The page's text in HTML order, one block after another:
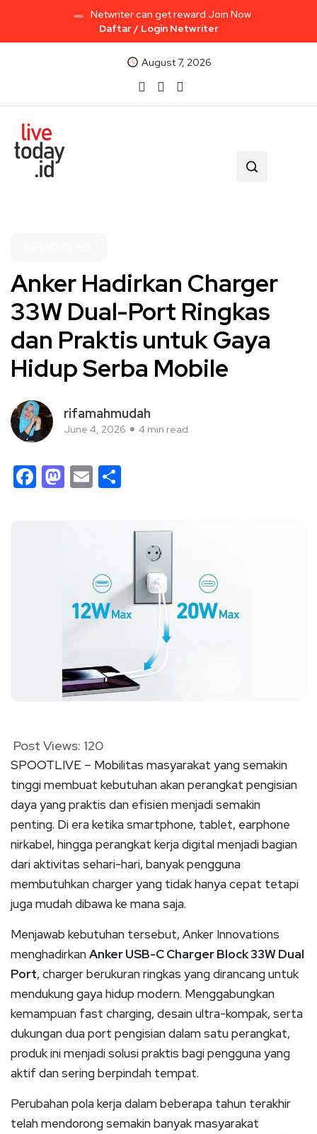
Netwriter can get reward Join Now
Daftar / Login Netwriter
August 7, 2026
Anker Hadirkan Charger
33W Dual-Port Ringkas
dan Praktis untuk Gaya
Hidup Serba Mobile
rifamahmudah
June 4, 2026 4 min read
Facebook
Mastodon
Email
Post Views: 120
SPOOTLIVE – Mobilitas masyarakat yang semakin
tinggi membuat kebutuhan akan perangkat pengisian
daya yang praktis dan efisien menjadi semakin
penting. Di era ketika smartphone, tablet, earphone
nirkabel, hingga perangkat kerja digital menjadi bagian
dari aktivitas sehari-hari, banyak pengguna
membutuhkan charger yang tidak hanya cepat tetapi
juga mudah dibawa ke mana saja.
Menjawab kebutuhan tersebut, Anker Innovations
menghadirkanAnker USB-C Charger Block 33W Dual
Port, charger berukuran ringkas yang dirancang untuk
mendukung gaya hidup modern. Menggabungkan
kemampuan fast charging, desain ultra-kompak, serta
dukungan dua port pengisian dalam satu perangkat,
produk ini menjadi solusi praktis bagi pengguna yang
aktif dan sering berpindah tempat.
Perubahan pola kerja dalam beberapa tahun terakhir
telah mendorong semakin banyak masyarakat